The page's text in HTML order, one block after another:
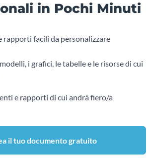
in Pochi Minuti
rapporti facili da personalizzare
i grafici, le tabelle e le risorse di cui
e rapporti di cui andrà fiero/a
il tuo documento gratuito